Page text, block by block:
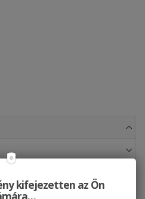
magát és egy különleges
kifejezetten az Ön